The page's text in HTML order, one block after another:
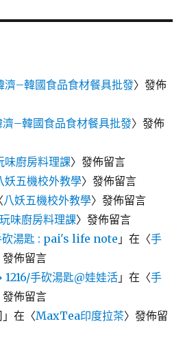
濟–韓國食品食材餐具批發〉發佈
濟–韓國食品食材餐具批發〉發佈
味廚房料理課〉發佈留言
妖五機校外教學〉發佈留言
八妖五機校外教學〉發佈留言
玩味廚房料理課〉發佈留言
砍湯匙 : pai's life note 」在〈手
發佈留言
1216/手砍湯匙@娃娃活 」在〈手
發佈留言
」在〈MaxTea印度拉茶〉發佈留